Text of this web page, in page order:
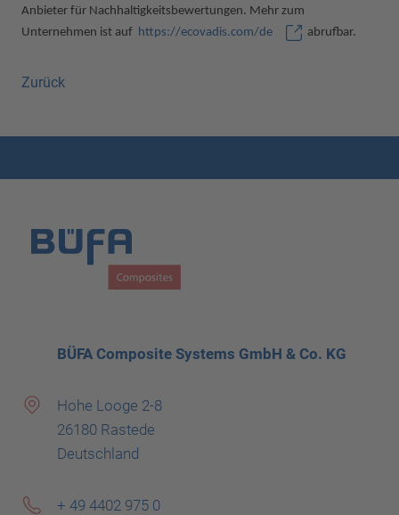
Anbieter für Nachhaltigkeitsbewertungen. Mehr zum
Unternehmen ist auf https://ecovadis.com/de abrufbar.
Zurück
BÜFA Composite Systems GmbH & Co. KG
Hohe Looge 2-8
26180 Rastede
Deutschland
+ 49 4402 975 0